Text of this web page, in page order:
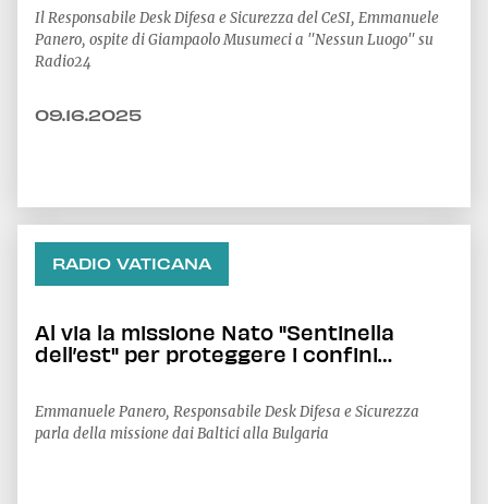
Il Responsabile Desk Difesa e Sicurezza del CeSI, Emmanuele
Panero, ospite di Giampaolo Musumeci a "Nessun Luogo" su
Radio24
09.16.2025
RADIO VATICANA
Al via la missione Nato "Sentinella
dell’est" per proteggere i confini
Emmanuele Panero, Responsabile Desk Difesa e Sicurezza
parla della missione dai Baltici alla Bulgaria